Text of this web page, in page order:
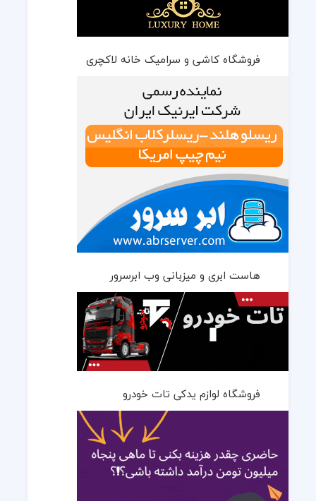
فروشگاه کاشی و سرامیک خانه لاکچری
هاست ابری و میزبانی وب ابرسرور
فروشگاه لوازم یدکی تات خودرو